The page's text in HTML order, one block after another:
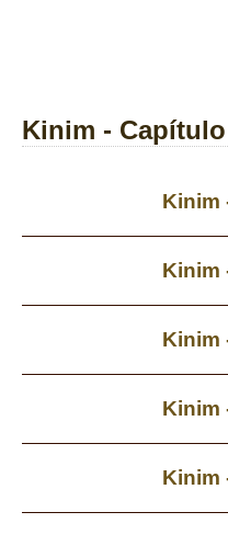
Kinim -
Kinim
Kinim
Kinim
Kinim
Kinim